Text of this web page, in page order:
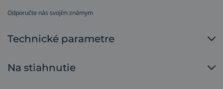
Odporučte nás svojím známym
Technické parametre
Na stiahnutie